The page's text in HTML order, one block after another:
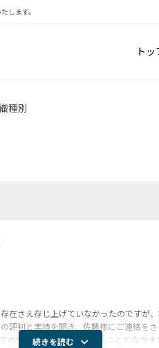
します。
ト
種別
在さえ存じ上げていなかったのですが
評判と実績を聞き、佐藤様にご連絡を
の面談を行っていただけることとなり
続きを読む